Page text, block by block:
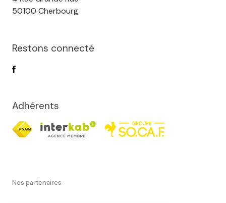
50100 Cherbourg
Restons connecté
Adhérents
Nos partenaires